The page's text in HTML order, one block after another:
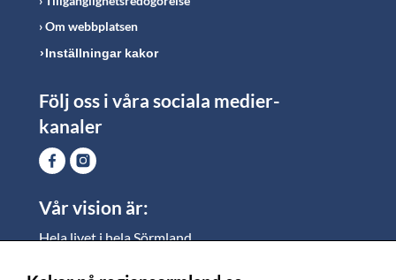
Om webbplatsen
Inställningar kakor
Följ oss i våra sociala medier-
kanaler
Vår vision är:
Hela livet i hela Sörmland.
vi vill skapa jämlika möjligheter för både